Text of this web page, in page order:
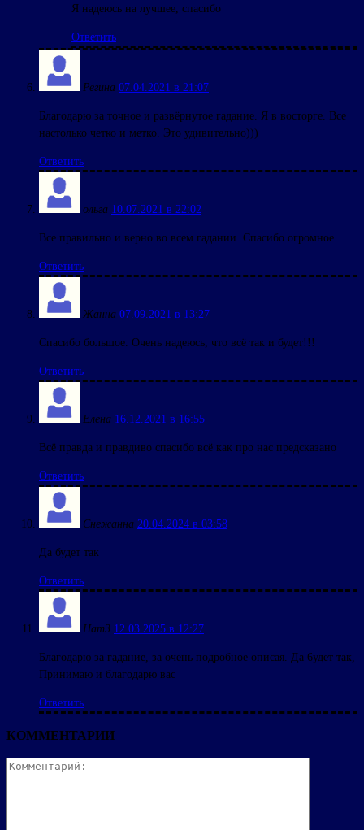
Я надеюсь на лучшее, спасибо
Ответить
Регина 07.04.2021 в 21:07
Благодарю за точное и развёрнутое гадание. Я в восторге. Все
настолько четко и метко. Это удивительно)))
Ответить
ольга 10.07.2021 в 22:02
Все правильно и верно во всем гадании. Спасибо огромное.
Ответить
Жанна 07.09.2021 в 13:27
Спасибо большое. Очень надеюсь, что всё так и будет!!!
Ответить
Елена 16.12.2021 в 16:55
Всё правда и правдиво спасибо всё как про нас предсказано
Ответить
Снежанна 20.04.2024 в 03:58
Да будет так
Ответить
Нат3 12.03.2025 в 12:27
Благодарю за гадание, за очень подробное описая. Да 6удет так,
Принимаю и благодарю вас
Ответить
КОММЕНТАРИИ